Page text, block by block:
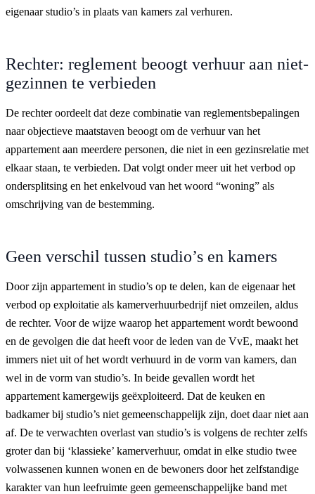
eigenaar studio’s in plaats van kamers zal verhuren.
Rechter: reglement beoogt verhuur aan niet-
gezinnen te verbieden
De rechter oordeelt dat deze combinatie van reglementsbepalingen
naar objectieve maatstaven beoogt om de verhuur van het
appartement aan meerdere personen, die niet in een gezinsrelatie met
elkaar staan, te verbieden. Dat volgt onder meer uit het verbod op
ondersplitsing en het enkelvoud van het woord “woning” als
omschrijving van de bestemming.
Geen verschil tussen studio’s en kamers
Door zijn appartement in studio’s op te delen, kan de eigenaar het
verbod op exploitatie als kamerverhuurbedrijf niet omzeilen, aldus
de rechter. Voor de wijze waarop het appartement wordt bewoond
en de gevolgen die dat heeft voor de leden van de VvE, maakt het
immers niet uit of het wordt verhuurd in de vorm van kamers, dan
wel in de vorm van studio’s. In beide gevallen wordt het
appartement kamergewijs geëxploiteerd. Dat de keuken en
badkamer bij studio’s niet gemeenschappelijk zijn, doet daar niet aan
af. De te verwachten overlast van studio’s is volgens de rechter zelfs
groter dan bij ‘klassieke’ kamerverhuur, omdat in elke studio twee
volwassenen kunnen wonen en de bewoners door het zelfstandige
karakter van hun leefruimte geen gemeenschappelijke band met